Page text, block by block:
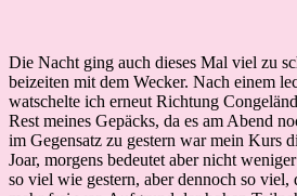
Die Nacht ging auch dieses Mal viel zu
beizeiten mit dem Wecker. Nach einem
watschelte ich erneut Richtung
Rest meines Gepäcks, da es am Abend
im Gegensatz zu gestern war mein Kurs
Joar, morgens bedeutet aber nicht
so viel wie gestern, aber dennoch so viel,